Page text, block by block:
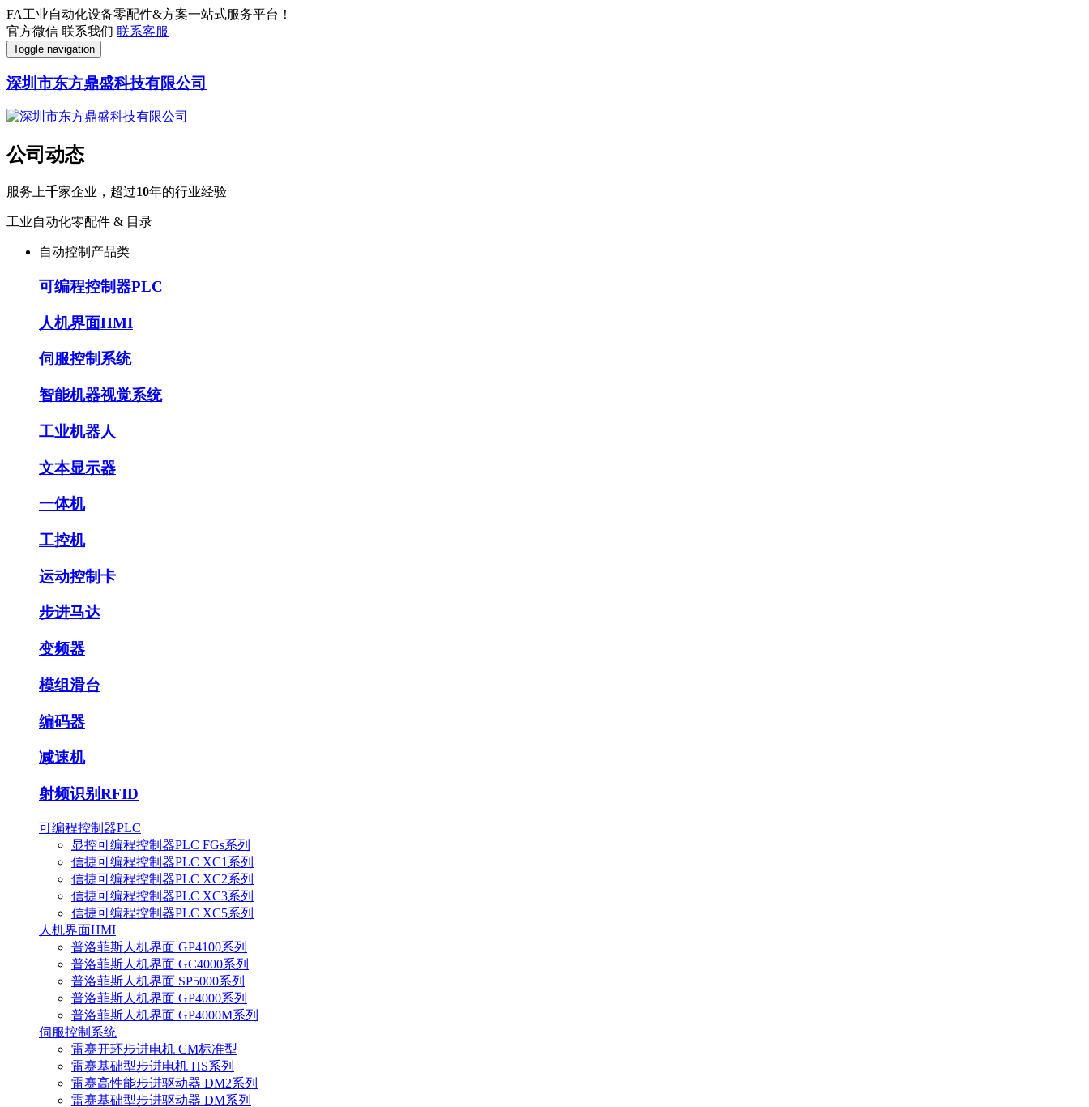
FA工业自动化设备零配件&方案一站式服务平台！
官方微信 联系我们 联系客服
Toggle navigation
深圳市东方鼎盛科技有限公司
公司动态
服务上千家企业，超过10年的行业经验
工业自动化零配件 & 目录
自动控制产品类
可编程控制器PLC
人机界面HMI
伺服控制系统
智能机器视觉系统
工业机器人
文本显示器
一体机
工控机
运动控制卡
步进马达
变频器
模组滑台
编码器
减速机
射频识别RFID
可编程控制器PLC
显控可编程控制器PLC FGs系列
信捷可编程控制器PLC XC1系列
信捷可编程控制器PLC XC2系列
信捷可编程控制器PLC XC3系列
信捷可编程控制器PLC XC5系列
人机界面HMI
普洛菲斯人机界面 GP4100系列
普洛菲斯人机界面 GC4000系列
普洛菲斯人机界面 SP5000系列
普洛菲斯人机界面 GP4000系列
普洛菲斯人机界面 GP4000M系列
伺服控制系统
雷赛开环步进电机 CM标准型
雷赛基础型步进电机 HS系列
雷赛高性能步进驱动器 DM2系列
雷赛基础型步进驱动器 DM系列